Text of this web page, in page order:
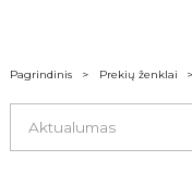
Pagrindinis Prekių ženklai
Aktualumas